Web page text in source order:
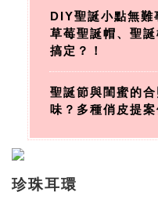
DIY聖誕小點無難
草莓聖誕帽、聖
搞定？！
聖誕節與閨蜜的
味？多種俏皮提案
珍珠耳環